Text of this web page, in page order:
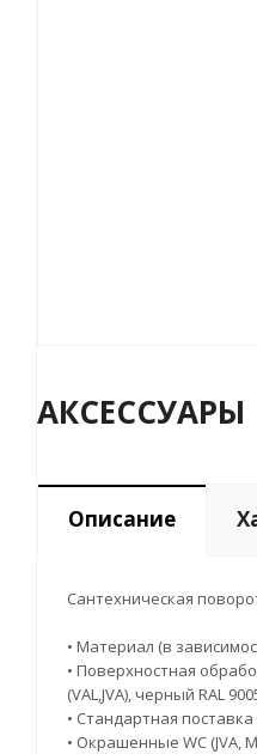
АКСЕССУАРЫ
Описание
Сантехническая
• Материал (в
• Поверхностная
(VAL,JVA), черный RAL
• Стандартная
• Окрашенные WC (JVA,